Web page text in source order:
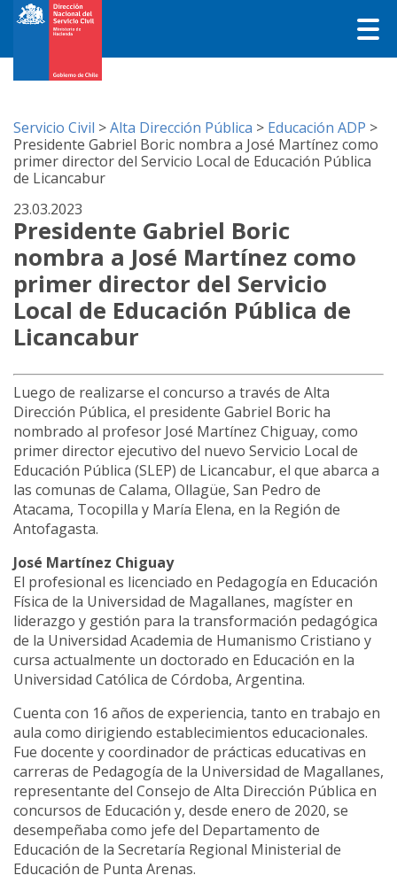
Servicio Civil >Alta Dirección Pública > Educación ADP >
Presidente Gabriel Boric nombra a José Martínez como
primer director del Servicio Local de Educación Pública
de Licancabur
23.03.2023
Presidente Gabriel Boric
nombra a José Martínez como
primer director del Servicio
Local de Educación Pública de
Licancabur
Luego de realizarse el concurso a través de Alta
Dirección Pública, el presidente Gabriel Boric ha
nombrado al profesor José Martínez Chiguay, como
primer director ejecutivo del nuevo Servicio Local de
Educación Pública (SLEP) de Licancabur, el que abarca a
las comunas de Calama, Ollagüe, San Pedro de
Atacama, Tocopilla y María Elena, en la Región de
Antofagasta.
José Martínez Chiguay
El profesional es licenciado en Pedagogía en Educación
Física de la Universidad de Magallanes, magíster en
liderazgo y gestión para la transformación pedagógica
de la Universidad Academia de Humanismo Cristiano y
cursa actualmente un doctorado en Educación en la
Universidad Católica de Córdoba, Argentina.
Cuenta con 16 años de experiencia, tanto en trabajo en
aula como dirigiendo establecimientos educacionales.
Fue docente y coordinador de prácticas educativas en
carreras de Pedagogía de la Universidad de Magallanes,
representante del Consejo de Alta Dirección Pública en
concursos de Educación y, desde enero de 2020, se
desempeñaba como jefe del Departamento de
Educación de la Secretaría Regional Ministerial de
Educación de Punta Arenas.